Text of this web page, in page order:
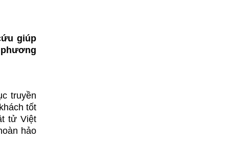
giúp
truyền
tốt
tử Việt
hảo